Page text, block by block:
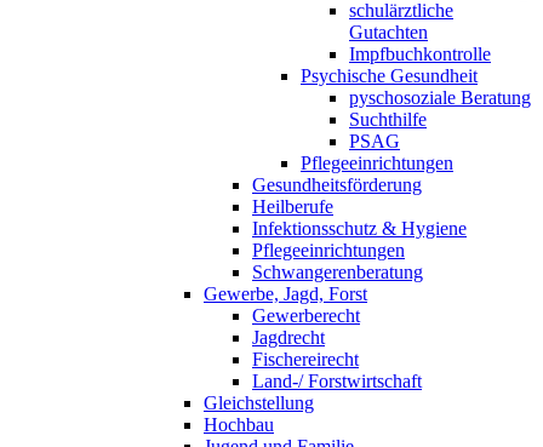
schulärztliche
Gutachten
Impfbuchkontrolle
Psychische Gesundheit
pyschosoziale Beratung
Suchthilfe
PSAG
Pflegeeinrichtungen
Gesundheitsförderung
Heilberufe
Infektionsschutz & Hygiene
Pflegeeinrichtungen
Schwangerenberatung
Gewerbe, Jagd, Forst
Gewerberecht
Jagdrecht
Fischereirecht
Land-/ Forstwirtschaft
Gleichstellung
Hochbau